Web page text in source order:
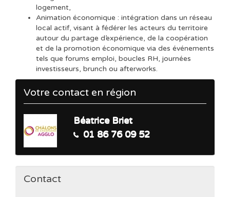
logement,
Animation économique : intégration dans un réseau
local actif, visant à fédérer les acteurs du territoire
autour du partage d’expérience, de la coopération
et de la promotion économique via des événements
tels que forums emploi, boucles RH, journées
investisseurs, brunch ou afterworks.
Votre contact en région
Béatrice Briet
01 86 76 09 52
Contact